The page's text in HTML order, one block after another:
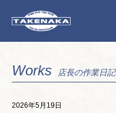
Works 店長の作業日記
2026年5月19日